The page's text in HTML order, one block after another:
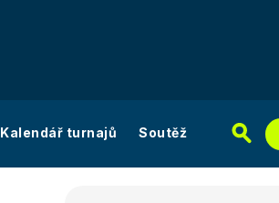
Kalendář turnajů Soutěž